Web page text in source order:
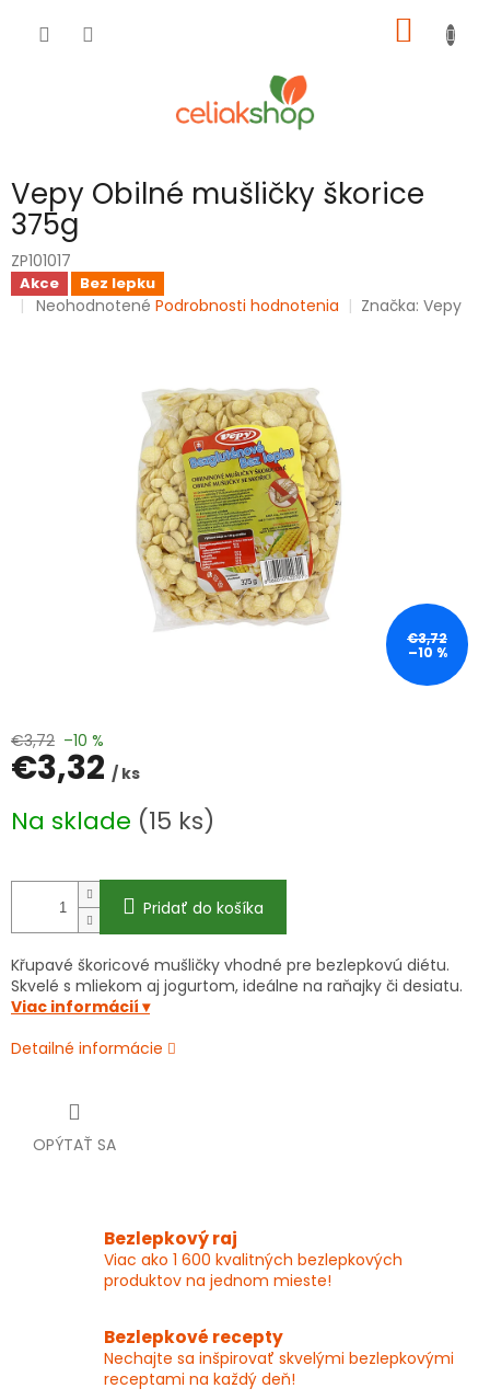
KOŠÍK
Vepy Obilné mušličky škorice
375g
ZP101017
Akce Bez lepku
Priemerné
Neohodnotené Podrobnosti hodnotenia Značka: Vepy
€3,72
–10 %
€3,72 –10 %
€3,32 / ks
cena:
Na sklade (15 ks)
Pridať do košíka
Křupavé škoricové mušličky vhodné pre bezlepkovú diétu.
Skvelé s mliekom aj jogurtom, ideálne na raňajky či desiatu.
Viac informácií ▾
Detailné informácie
OPÝTAŤ SA
Bezlepkový raj
Viac ako 1 600 kvalitných bezlepkových
produktov na jednom mieste!
Bezlepkové recepty
Nechajte sa inšpirovať skvelými bezlepkovými
receptami na každý deň!